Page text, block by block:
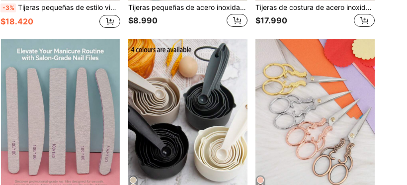
-3% Tijeras pequeñas de estilo vintage con lirio del valle europeo tallado, hoja de acero inoxidable afilada, mango ergonómico antideslizante de aleación con tallado floral, tijeras de artesanía para costura, corte de hilo, costura, punto de cruz, manualidades DIY. También adecuadas como un regalo exquisito para artesanos.
$18.420
Tijeras pequeñas de acero inoxidable para cortar tela y bordar, adecuadas para cortar tela, bordar, papel y manualidades, pestañas postizas, barba, tijeras de oficina y papelería.
$8.990
Tijeras de costura de acero inoxidable con diseño de dragón y fénix, tijeras pequeñas afiladas talladas vintage para manualidades, para coser, punto de cruz, cortar hilos, cortar papel, arte del té y amantes de la estética de estilo oriental/hecho a mano. Regalo perfecto para entusiastas del DIY. Adecuado para todas las ocasiones: corte de cinta, inauguración de casa, gran apertura, boda y otros eventos de celebración
$17.990